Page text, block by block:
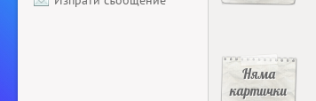
Няма
картички